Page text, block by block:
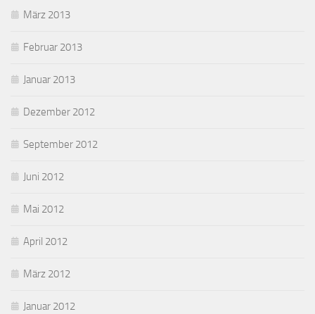
März 2013
Februar 2013
Januar 2013
Dezember 2012
September 2012
Juni 2012
Mai 2012
April 2012
März 2012
Januar 2012